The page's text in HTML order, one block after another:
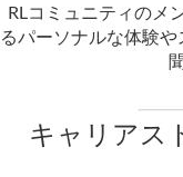
RLコミュニティのメ
るパーソナルな体験
キャリアス